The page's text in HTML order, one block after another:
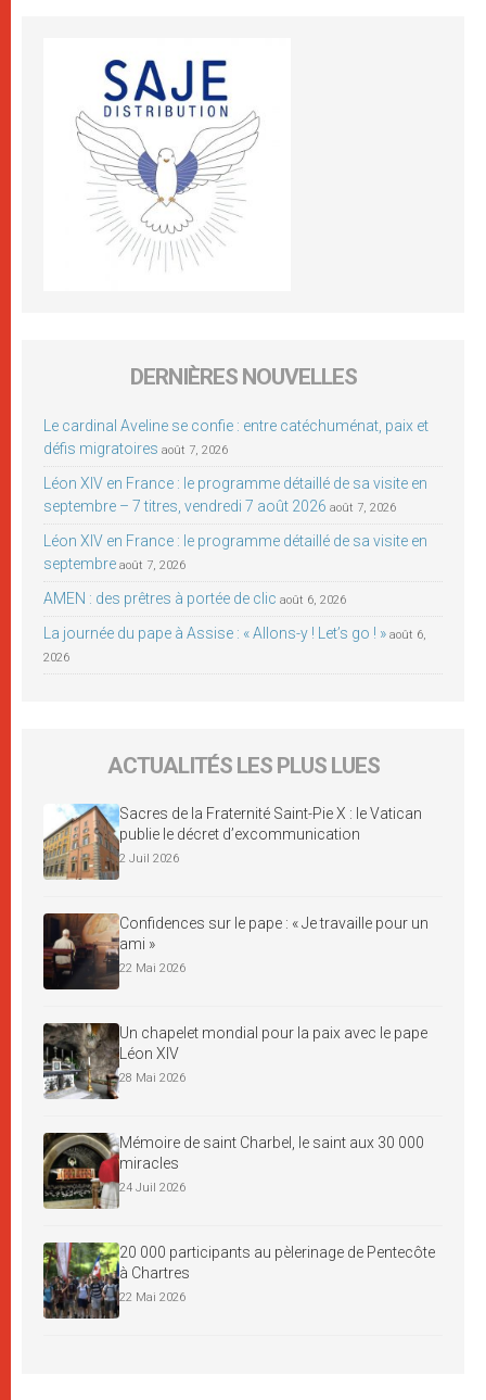
DERNIÈRES NOUVELLES
Le cardinal Aveline se confie : entre catéchuménat, paix et
défis migratoires août 7, 2026
Léon XIV en France : le programme détaillé de sa visite en
septembre – 7 titres, vendredi 7 août 2026 août 7, 2026
Léon XIV en France : le programme détaillé de sa visite en
septembre août 7, 2026
AMEN : des prêtres à portée de clic août 6, 2026
La journée du pape à Assise : « Allons-y ! Let’s go ! » août 6,
2026
ACTUALITÉS LES PLUS LUES
Sacres de la Fraternité Saint-Pie X : le Vatican
publie le décret d’excommunication
2 Juil 2026
Confidences sur le pape : « Je travaille pour un
ami »
22 Mai 2026
Un chapelet mondial pour la paix avec le pape
Léon XIV
28 Mai 2026
Mémoire de saint Charbel, le saint aux 30 000
miracles
24 Juil 2026
20 000 participants au pèlerinage de Pentecôte
à Chartres
22 Mai 2026